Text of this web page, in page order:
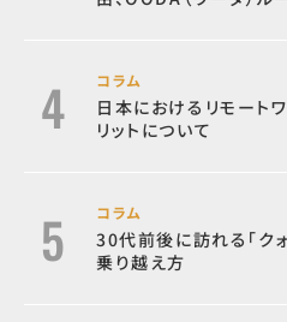
コラム
日本におけるリモート
リットについて
コラム
30代前後に訪れる「ク
乗り越え方